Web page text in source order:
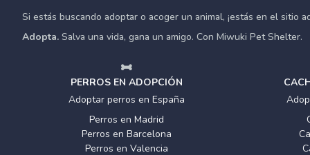
Si estás buscando adoptar o acoger un animal, ¡estás en el sitio
Adopta. Salva una vida, gana un amigo. Con Miwuki Pet Shelter.
PERROS EN ADOPCIÓN
Adoptar perros en España
Perros en Madrid
Perros en Barcelona
Perros en Valencia